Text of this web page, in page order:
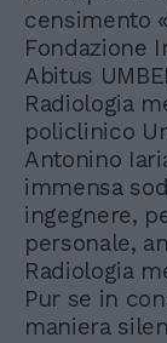
censimento
Fondazione
Abitus
Radiologia
policlinico
Antonino
immensa
ingegnere,
personale,
Radiologia
Pur se in
maniera